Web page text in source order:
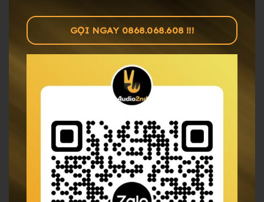
GỌI NGAY 0868.068.608 !!!